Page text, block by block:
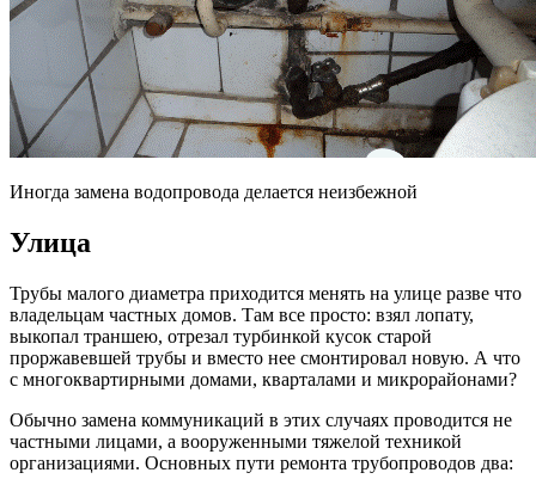
Иногда замена водопровода делается неизбежной
Улица
Трубы малого диаметра приходится менять на улице разве что
владельцам частных домов. Там все просто: взял лопату,
выкопал траншею, отрезал турбинкой кусок старой
проржавевшей трубы и вместо нее смонтировал новую. А что
с многоквартирными домами, кварталами и микрорайонами?
Обычно замена коммуникаций в этих случаях проводится не
частными лицами, а вооруженными тяжелой техникой
организациями. Основных пути ремонта трубопроводов два: